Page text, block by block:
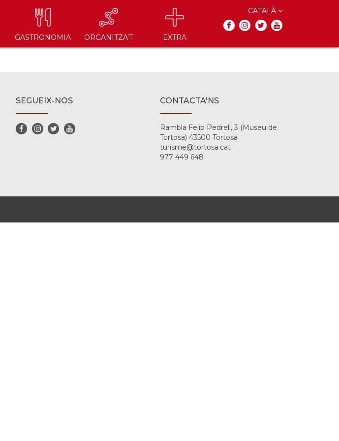
GASTRONOMIA ORGANITZA'T EXTRA
CATALÀ
SEGUEIX-NOS CONTACTA'NS
Rambla Felip Pedrell, 3 (Museu de
Tortosa) 43500 Tortosa
turisme@tortosa.cat
977 449 648